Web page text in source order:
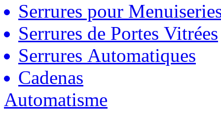
Serrures pour
Serrures de Portes Vitrées
Serrures Automatiques
Cadenas
Automatisme